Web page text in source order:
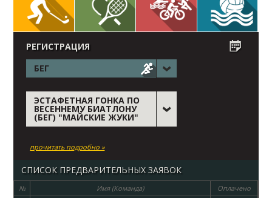
РЕГИСТРАЦИЯ
БЕГ
ЭСТАФЕТНАЯ ГОНКА ПО
ВЕСЕННЕМУ БИАТЛОНУ
(БЕГ) "МАЙСКИЕ ЖУКИ"
прочитать подробно »
СПИСОК ПРЕДВАРИТЕЛЬНЫХ ЗАЯВОК
№ Имя (Команда)
Оплачено